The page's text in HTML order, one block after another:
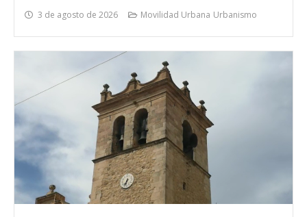
3 de agosto de 2026
Movilidad Urbana Urbanismo